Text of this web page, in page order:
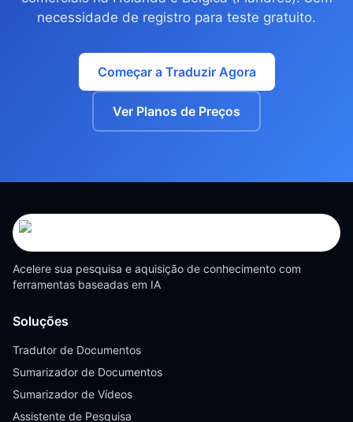
necessidade de registro para teste gratuito.
Começar a Traduzir Agora
Ver Planos de Preços
Acelere sua pesquisa e aquisição de conhecimento com
ferramentas baseadas em IA
Soluções
Tradutor de Documentos
Sumarizador de Documentos
Sumarizador de Vídeos
Assistente de Pesquisa